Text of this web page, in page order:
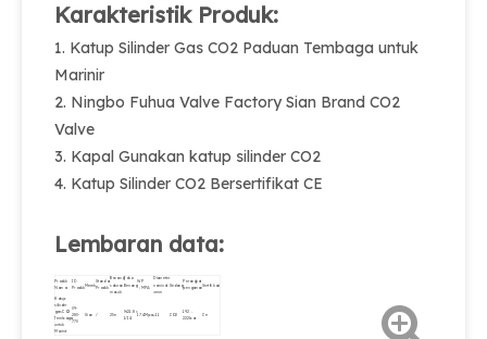
Karakteristik Produk:
1. Katup Silinder Gas CO2 Paduan Tembaga untuk
Marinir
2. Ningbo Fuhua Valve Factory Sian Brand CO2
Valve
3. Kapal Gunakan katup silinder CO2
4. Katup Silinder CO2 Bersertifikat CE
Lembaran data:
Produk
Nama
ID
Produk
Merek
Standar
Produk
Benang
saluran
masuk
Toko
Benang
WP
（MPA）
Diameter
nominal
Φmm
Sedang
Perangkat
pengaman
Sertifikasi
Katup
silinder
gas CO2
Tembaga
untuk
Marinir
09-
280-
770
Sian / 25e
W21.8 ×
1/14
17.4Mpaφ11 CO2
192 ～
222bar
Ce